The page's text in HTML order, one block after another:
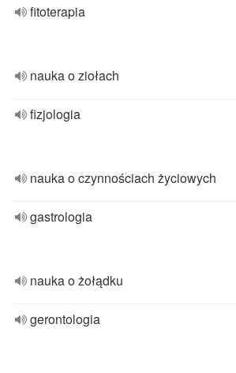
fitoterapia
nauka o ziołach
fizjologia
nauka o czynnościach życiowych
gastrologia
nauka o żołądku
gerontologia